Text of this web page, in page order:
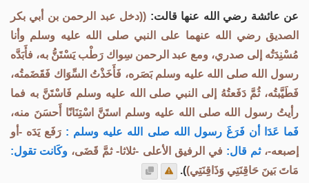
عن عائشة رضي الله عنها قالت: ((دخل عبد الرحمن بن أبي بكر
الصديق رضي الله عنهما على النبي صلى الله عليه وسلم وأنا
مُسْنِدَتُه إلى صدري، ومع عبد الرحمن سِواك رَطْب يَسْتَنُّ به، فأَبَدَّه
رسول الله صلى الله عليه وسلم بَصَره، فَأَخَذْتُ السِّوَاك فَقَضَمتُه،
فَطَيَّبتُه، ثُمَّ دَفَعتُهُ إلى النبي صلى الله عليه وسلم فَاسْتَنَّ به فما
رأيتُ رسول الله صلى الله عليه وسلم استَنَّ اسْتِنَانًا أَحسَنَ منه،
فَما عَدَا أن فَرَغَ رسول الله صلى الله عليه وسلم : رَفَع يَدَه -أو
إصبعه-، ثم قال: في الرفيق الأعلى -ثلاثا- ثمَّ قَضَى، وكَانت تقول:
مَاتَ بَينَ حَاقِنَتِي وَذَاقِنَتِي)).